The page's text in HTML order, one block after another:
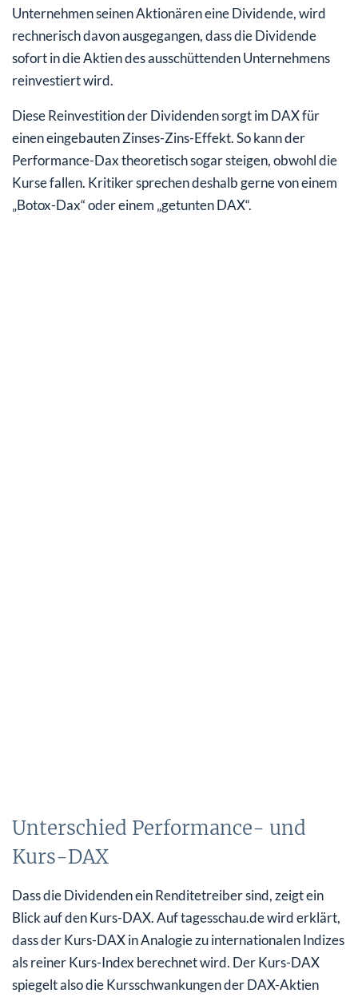
Unternehmen seinen Aktionären eine Dividende, wird
rechnerisch davon ausgegangen, dass die Dividende
sofort in die Aktien des ausschüttenden Unternehmens
reinvestiert wird.
Diese Reinvestition der Dividenden sorgt im DAX für
einen eingebauten Zinses-Zins-Effekt. So kann der
Performance-Dax theoretisch sogar steigen, obwohl die
Kurse fallen. Kritiker sprechen deshalb gerne von einem
„Botox-Dax“ oder einem „getunten DAX“.
Unterschied Performance- und
Kurs-DAX
Dass die Dividenden ein Renditetreiber sind, zeigt ein
Blick auf den Kurs-DAX. Auf tagesschau.de wird erklärt,
dass der Kurs-DAX in Analogie zu internationalen Indizes
als reiner Kurs-Index berechnet wird. Der Kurs-DAX
spiegelt also die Kursschwankungen der DAX-Aktien